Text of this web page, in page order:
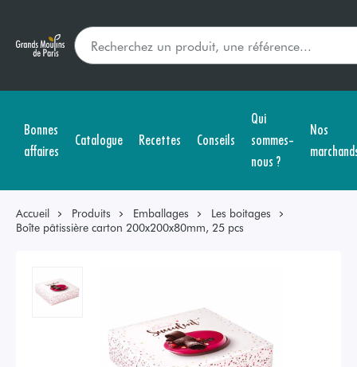
Bonnes
affaires
Catalogue Recettes Conseils
Qui
sommes-
nous ?
Nos
Accueil Produits Emballages
Les boitages
Boîte pâtissière carton 200x200x80mm, 25 pcs